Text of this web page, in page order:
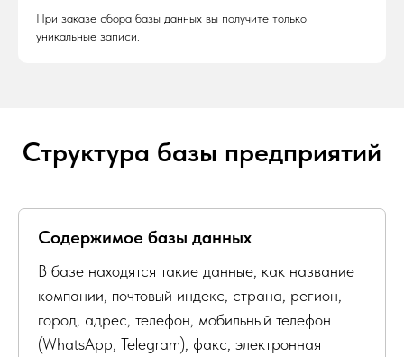
При заказе сбора базы данных вы получите только
уникальные записи.
Структура базы предприятий
Содержимое базы данных
В базе находятся такие данные, как название
компании, почтовый индекс, страна, регион,
город, адрес, телефон, мобильный телефон
(WhatsApp, Telegram), факс, электронная